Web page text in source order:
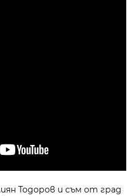
Тодоров и съм от град